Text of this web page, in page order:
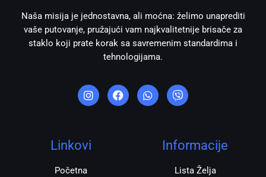
Naša misija je jednostavna, ali moćna: želimo unaprediti
vaše putovanje, pružajući vam najkvalitetnije brisače za
staklo koji prate korak sa savremenim standardima i
tehnologijama.
n
s
t
r
a
a
c
e
h
a
t
i
b
e
Linkovi
Početna
Informacije
Lista Želja